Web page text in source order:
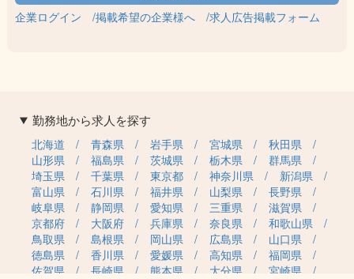
企業ログイン 掲載希望の企業様へ 求人広告掲載フォーム
勤務地から求人を探す
北海道 青森県 岩手県 宮城県
秋田県
山形県
福島県 茨城県 栃木県
群馬県
埼玉県
千葉県 東京都 神奈川県
新潟県
富山県
石川県 福井県 山梨県
長野県
岐阜県
静岡県 愛知県 三重県
滋賀県
京都府
大阪府 兵庫県 奈良県
和歌山県
鳥取県
島根県 岡山県 広島県
山口県
徳島県
香川県 愛媛県 高知県
福岡県
佐賀県
長崎県 熊本県 大分県
宮崎県